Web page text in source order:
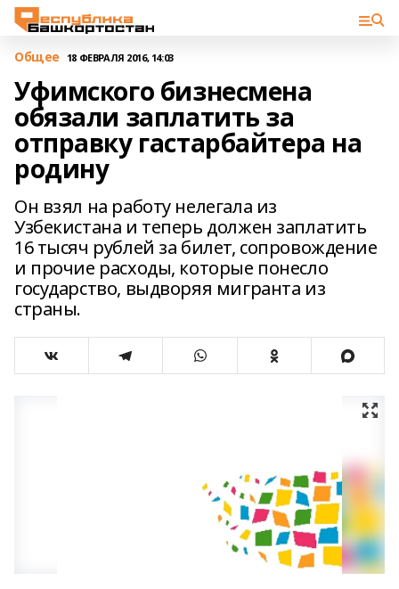
Общее 18 ФЕВРАЛЯ 2016, 14:03
Уфимского бизнесмена
обязали заплатить за
отправку гастарбайтера на
родину
Он взял на работу нелегала из
Узбекистана и теперь должен заплатить
16 тысяч рублей за билет, сопровождение
и прочие расходы, которые понесло
государство, выдворяя мигранта из
страны.